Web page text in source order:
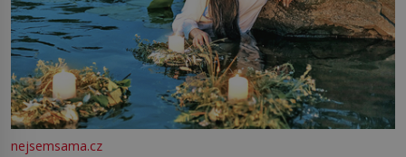
nejsemsama.cz